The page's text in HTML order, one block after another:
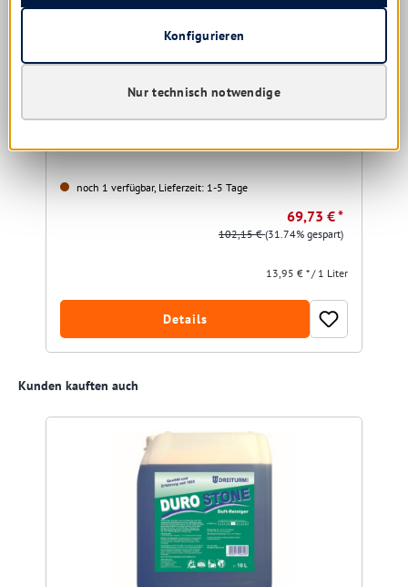
noch 1 verfügbar, Lieferzeit: 1-5 Tage
69,73 € *
102,15 €(31.74% gespart)
13,95 € * / 1 Liter
Details
Produktgalerie überspringen
Kunden kauften auch
Nur technisch notwendige
Konfigurieren